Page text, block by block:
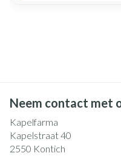
Neem contact met
Kapelfarma
Kapelstraat 40
2550 Kontich